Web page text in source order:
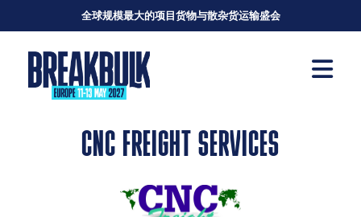
全球规模最大的项目货物与散杂货运输盛会
CNC FREIGHT SERVICES